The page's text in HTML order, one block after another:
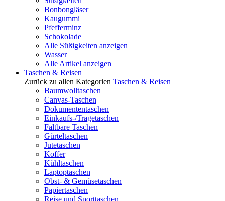
Bonbongläser
Kaugummi
Pfefferminz
Schokolade
Alle Süßigkeiten anzeigen
Wasser
Alle Artikel anzeigen
Taschen & Reisen
Zurück zu allen Kategorien Taschen & Reisen
Baumwolltaschen
Canvas-Taschen
Dokumententaschen
Einkaufs-/Tragetaschen
Faltbare Taschen
Gürteltaschen
Jutetaschen
Koffer
Kühltaschen
Laptoptaschen
Obst- & Gemüsetaschen
Papiertaschen
Reise und Sporttaschen